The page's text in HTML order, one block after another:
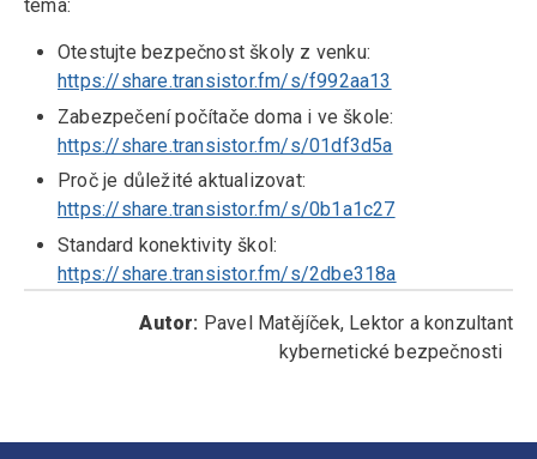
téma:
Otestujte bezpečnost školy z venku:
https://share.transistor.fm/s/f992aa13
Zabezpečení počítače doma i ve škole:
https://share.transistor.fm/s/01df3d5a
Proč je důležité aktualizovat:
https://share.transistor.fm/s/0b1a1c27
Standard konektivity škol:
https://share.transistor.fm/s/2dbe318a
Autor: Pavel Matějíček, Lektor a konzultant
kybernetické bezpečnosti